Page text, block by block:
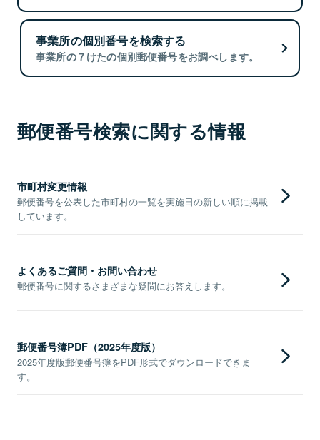
事業所の個別番号を検索する
事業所の７けたの個別郵便番号をお調べします。
郵便番号検索に関する情報
市町村変更情報
郵便番号を公表した市町村の一覧を実施日の新しい順に掲載
しています。
よくあるご質問・お問い合わせ
郵便番号に関するさまざまな疑問にお答えします。
郵便番号簿PDF（2025年度版）
2025年度版郵便番号簿をPDF形式でダウンロードできま
す。